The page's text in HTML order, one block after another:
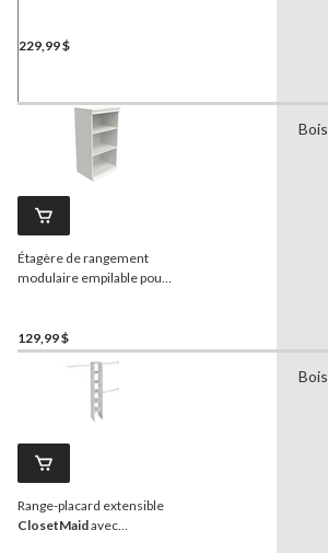
229,99 $
Étagère de rangement
modulaire empilable pour
129,99 $
Bois
Range-placard extensible
ClosetMaidavec
Bois